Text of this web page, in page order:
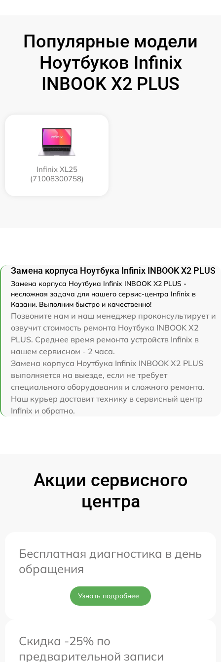
Популярные модели
Ноутбуков Infinix
INBOOK X2 PLUS
Infinix XL25
(71008300758)
Замена корпуса Ноутбука Infinix INBOOK X2 PLUS
Замена корпуса Ноутбука Infinix INBOOK X2 PLUS -
несложная задача для нашего сервис-центра Infinix в
Казани. Выполним быстро и качественно!
Позвоните нам и наш менеджер проконсультирует и
озвучит стоимость ремонта Ноутбука INBOOK X2
PLUS. Среднее время ремонта устройств Infinix в
нашем сервисном - 2 часа.
Замена корпуса Ноутбука Infinix INBOOK X2 PLUS
выполняется на выезде, если не требует
специального оборудования и сложного ремонта.
Наш курьер доставит технику в сервисный центр
Infinix и обратно.
Акции сервисного
центра
Бесплатная диагностика в день
обращения
Узнать подробнее
Скидка -25% по
предварительной записи